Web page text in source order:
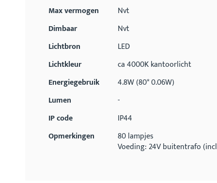
Max vermogen
Nvt
Dimbaar
Nvt
Lichtbron
LED
Lichtkleur
ca 4000K kantoorlicht
Energiegebruik
4.8W (80* 0.06W)
Lumen
-
IP code
IP44
Opmerkingen
80 lampjes
Voeding: 24V buitentrafo